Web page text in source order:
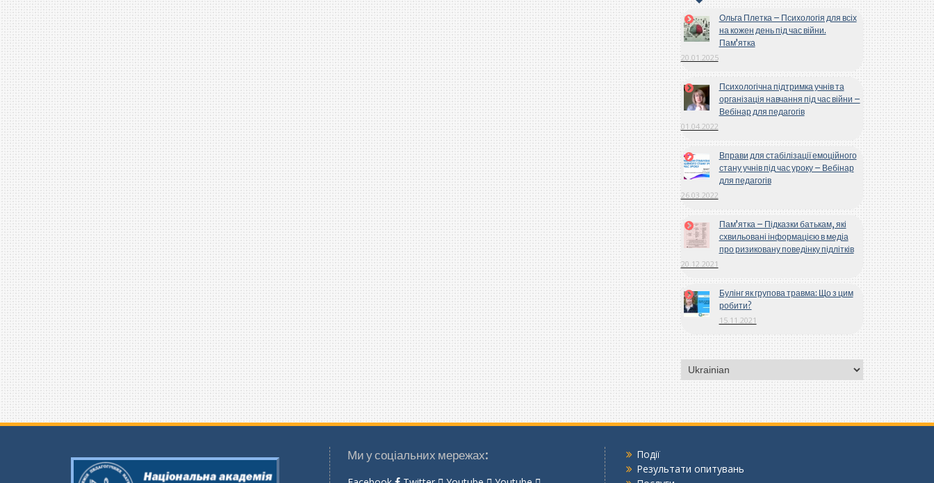
Ольга Плетка – Психологія для всіх
на кожен день під час війни.
Пам’ятка
20.01.2025
Психологічна підтримка учнів та
організація навчання під час війни –
Вебінар для педагогів
01.04.2022
Вправи для стабілізації емоційного
стану учнів під час уроку – Вебінар
для педагогів
26.03.2022
Пам’ятка – Підказки батькам, які
схвильовані інформацією в медіа
про ризиковану поведінку підлітків
20.12.2021
Булінг як групова травма: Що з цим
робити?
15.11.2021
Вибрати
мову
Ми у соціальних мережах:
Події
Результати опитувань